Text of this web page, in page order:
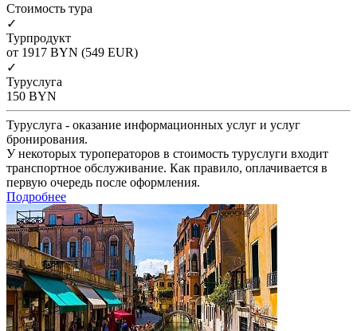
Cтоимость тура
✓
Турпродукт
от 1917 BYN (549 EUR)
✓
Туруслуга
150 BYN
Туруслуга - оказание информационных услуг и услуг
бронирования.
У некоторых туроператоров в стоимость туруслуги входит
транспортное обслуживание. Как правило, оплачивается в
первую очередь после оформления.
Подробнее